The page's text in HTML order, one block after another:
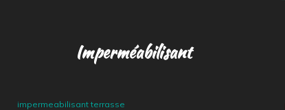
Imperméabilisant
impermeabilisant terrasse